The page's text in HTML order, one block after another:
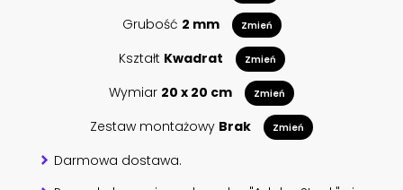
Grubość 2 mm Zmień
Kształt Kwadrat Zmień
Wymiar 20 x 20 cm Zmień
Zestaw montażowy Brak Zmień
Darmowa dostawa.